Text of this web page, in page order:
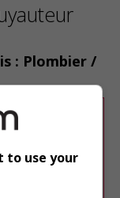
: Plombier /
aucun
nos
to use your